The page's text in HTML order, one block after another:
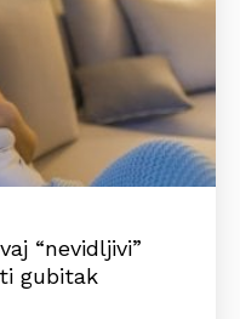
“nevidljivi”
gubitak